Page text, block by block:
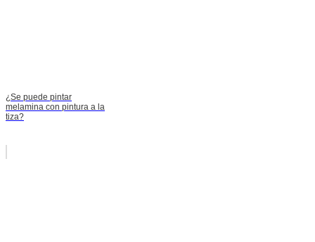
¿Se puede pintar
melamina con pintura a la
tiza?